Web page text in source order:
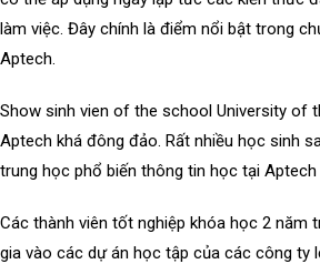
làm việc. Đây chính là điểm nổi bật trong
Aptech.
Show sinh vien of the school University of
Aptech khá đông đảo. Rất nhiều học sinh
trung học phổ biến thông tin học tại
Các thành viên tốt nghiệp khóa học 2 năm
gia vào các dự án học tập của các công ty